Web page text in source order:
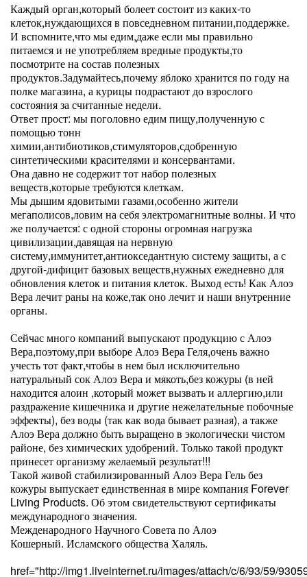
Каждый орган,который болеет состоит из каких-то
клеток,нуждающихся в повседневном питании,поддержке.
И вспомните,что мы едим,даже если мы правильно
питаемся и не употребляем вредные продукты,то
посмотрите на состав полезных
продуктов.Задумайтесь,почему яблоко хранится по году на
полке магазина, а курицы подрастают до взрослого
состояния за считанные недели.
Ответ прост: мы поголовно едим пищу,полученную с
помощью тонн
химии,антибиотиков,стимуляторов,сдобренную
синтетическими красителями и консервантами.
Она давно не содержит тот набор полезных
веществ,которые требуются клеткам.
Мы дышим ядовитыми газами,особенно жители
мегаполисов,ловим на себя электромагнитные волны. И что
же получается: с одной стороны огромная нагрузка
цивилизации,давящая на нервную
систему,иммунитет,антиокседантную систему защиты, а с
другой-дифицит базовых веществ,нужных ежедневно для
обновления клеток и питания клеток. Выход есть! Как Алоэ
Вера лечит раны на коже,так оно лечит и наши внутренние
органы.
Сейчас много компаний выпускают продукцию с Алоэ
Вера,поэтому,при выборе Алоэ Вера Геля,очень важно
учесть тот факт,чтобы в нем был исключительно
натуральный сок Алоэ Вера и мякоть,без кожуры (в ней
находится алоин ,который может вызвать и аллергию,или
раздражение кишечника и другие нежелательные побочные
эффекты), без воды (так как вода бывает разная), а также
Алоэ Вера должно быть выращено в экологически чистом
районе, без химических удобрений. Только такой продукт
принесет организму желаемый результат!!!
Такой живой стабилизированный Алоэ Вера Гель без
кожуры выпускает единственная в мире компания Forever
Living Products. Об этом свидетельствуют сертификаты
международного значения.
Межденародного Научного Совета по Алоэ
Кошерный. Исламского общества Халяль.
href="http://img1.liveinternet.ru/images/attach/c/6/93/59/